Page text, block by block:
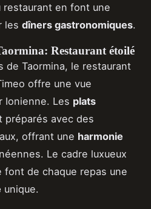
restaurant en font une
les dîners gastronomiques.
Restaurant étoilé
de Taormina, le restaurant
offre une vue
Ionienne. Les plats
préparés avec des
offrant une harmonie
Le cadre luxueux
font de chaque repas une
unique.